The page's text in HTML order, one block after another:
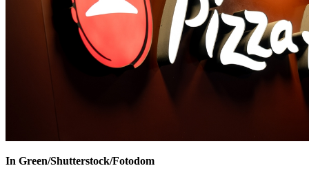
In Green/Shutterstock/Fotodom